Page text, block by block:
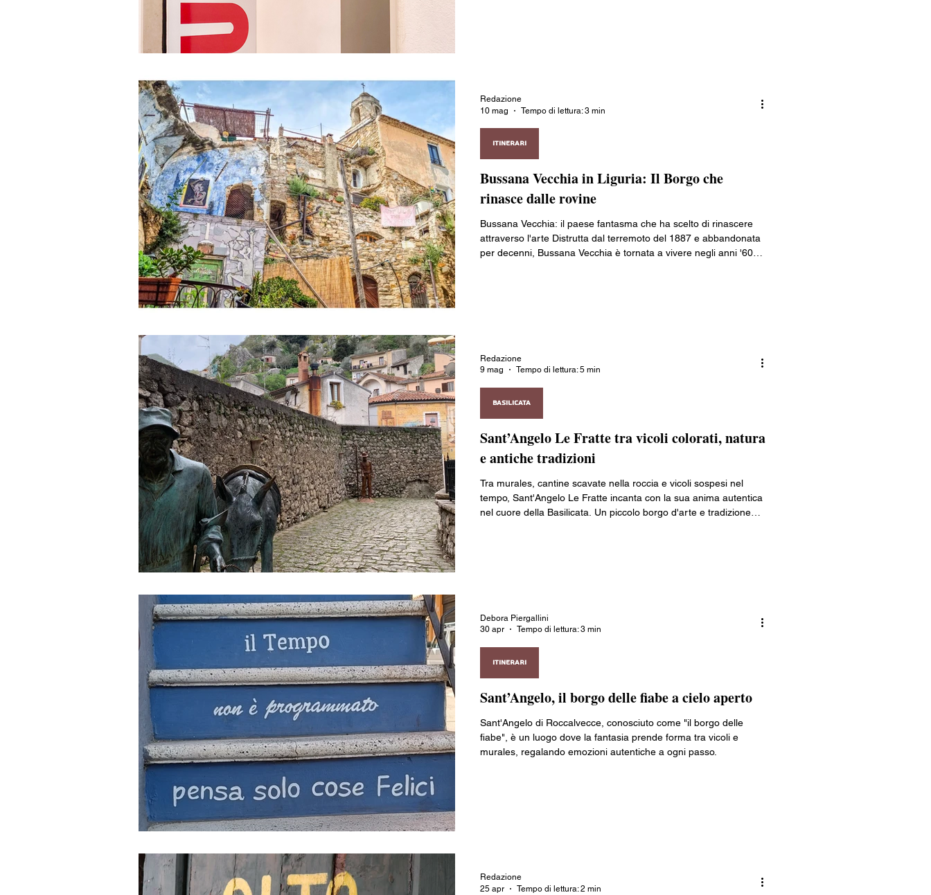
Bussana Vecchia in Liguria: Il Borgo che
rinasce dalle rovine
Bussana Vecchia: il paese fantasma che ha scelto di rinascere
attraverso l'arte Distrutta dal terremoto del 1887 e abbandonata
per decenni, Bussana Vecchia è tornata a vivere negli anni '60
ITINERARI
Redazione
10 mag
Tempo di lettura: 3 min
Sant’Angelo Le Fratte tra vicoli colorati, natura
e antiche tradizioni
Tra murales, cantine scavate nella roccia e vicoli sospesi nel
tempo, Sant'Angelo Le Fratte incanta con la sua anima autentica
nel cuore della Basilicata. Un piccolo borgo d'arte e tradizione
BASILICATA
Redazione
9 mag
Tempo di lettura: 5 min
Sant’Angelo, il borgo delle fiabe a cielo aperto
Sant'Angelo di Roccalvecce, conosciuto come "il borgo delle
fiabe", è un luogo dove la fantasia prende forma tra vicoli e
murales, regalando emozioni autentiche a ogni passo.
ITINERARI
Debora Piergallini
30 apr
Tempo di lettura: 3 min
Redazione
25 apr
Tempo di lettura: 2 min